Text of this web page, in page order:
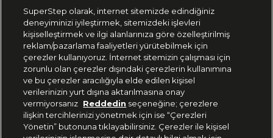
444 37 36
Uygulamadan Takip Edin
SuperStep olarak, internet sitemizde edindiğiniz
deneyiminizi iyileştirmek, sitemizdeki işlevleri
kişiselleştirmek ve ilgi alanlarınıza göre özelleştirilmiş
reklam/pazarlama faaliyetleri yürütebilmek için
çerezler kullanıyoruz. İnternet sitemizin çalışması için
zorunlu olan çerezler dışındaki çerezlerin kullanımına
ve bu çerezler aracılığıyla elde edilen kişisel
verilerinizin yurt dışına aktarılmasına onay
vermiyorsanız Reddedin seçeneğine; çerezlere
ilişkin tercihlerinizi yönetmek için ise “Çerezleri
Yönetin” butonuna tıklayabilirsiniz. Çerezler ile kişisel